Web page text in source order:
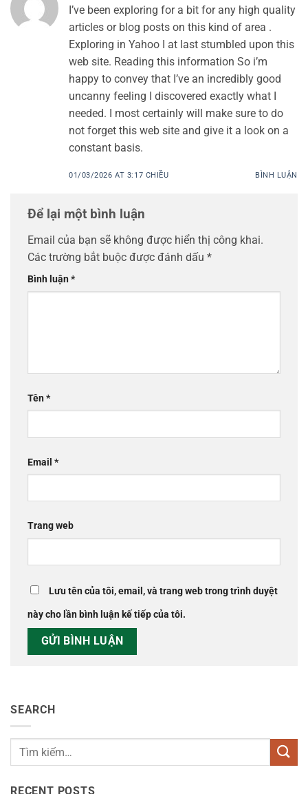
I’ve been exploring for a bit for any high quality
articles or blog posts on this kind of area .
Exploring in Yahoo I at last stumbled upon this
web site. Reading this information So i’m
happy to convey that I’ve an incredibly good
uncanny feeling I discovered exactly what I
needed. I most certainly will make sure to do
not forget this web site and give it a look on a
constant basis.
01/03/2026 AT 3:17 CHIỀU BÌNH LUẬN
Để lại một bình luận
Email của bạn sẽ không được hiển thị công khai.
Các trường bắt buộc được đánh dấu *
Bình luận*
Tên*
Email *
Trang web
Lưu tên của tôi, email, và trang web trong trình duyệt
này cho lần bình luận kế tiếp của tôi.
SEARCH
RECENT POSTS